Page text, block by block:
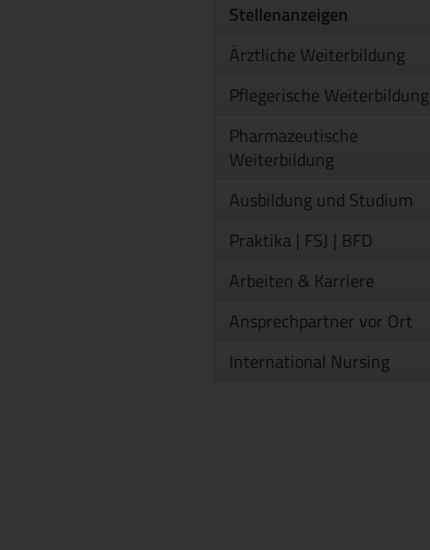
Stellenanzeigen
Ärztliche Weiterbildung
Pflegerische Weiterbildung
Pharmazeutische
Weiterbildung
Ausbildung und Studium
Praktika | FSJ | BFD
Arbeiten & Karriere
Ansprechpartner vor Ort
International Nursing